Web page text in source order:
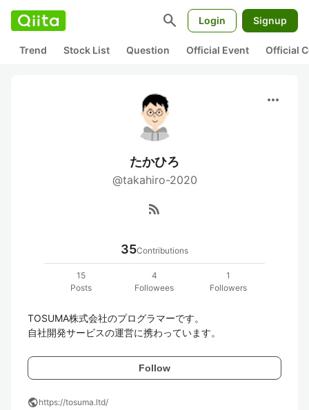
search Login Signup
Trend Stock List Question Official Event Official
more_horiz
たかひろ
@takahiro-2020
rss_feed
35Contributions
15
Posts
4
Followees
1
Followers
TOSUMA株式会社のプログラマーです。
自社開発サービスの運営に携わっています。
Follow
publichttps://tosuma.ltd/